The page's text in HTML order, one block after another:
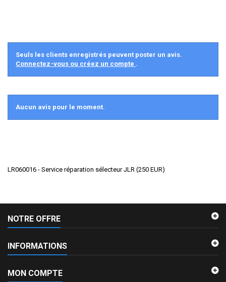
Seuls les clients enregistrés peuvent poster un avis.
Connectez-vous ou créez un compte .
Aucun avis pour le moment.
LR060016 - Service réparation sélecteur JLR (250 EUR)
NOTRE OFFRE
INFORMATIONS
MON COMPTE